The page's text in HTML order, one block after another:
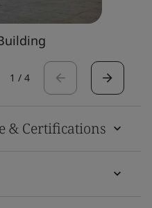
1 / 4
& Certifications